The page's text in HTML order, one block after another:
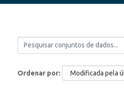
Ordenar por